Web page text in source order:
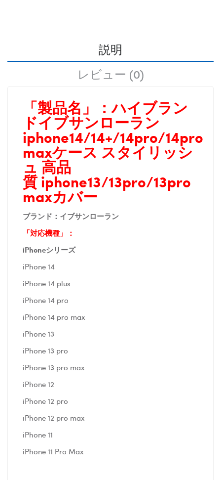
説明
レビュー (0)
「製品名」：ハイブラン
ドイブサンローラン
iphone14/14+/14pro/14pro
maxケース スタイリッシ
ュ 高品
質iphone13/13pro/13pro
maxカバー
ブランド：イブサンローラン
「対応機種」：
iPhoneシリーズ
iPhone 14
iPhone 14 plus
iPhone 14 pro
iPhone 14 pro max
iPhone 13
iPhone 13 pro
iPhone 13 pro max
iPhone 12
iPhone 12 pro
iPhone 12 pro max
iPhone 11
iPhone 11 Pro Max